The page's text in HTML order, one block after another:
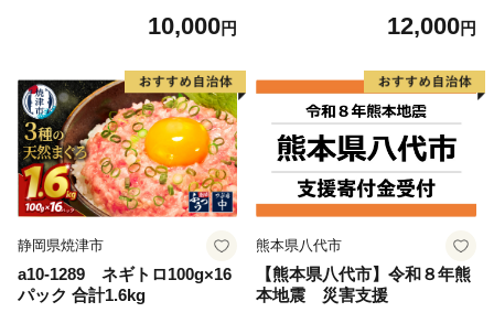
10,000円 12,000円
静岡県焼津市
a10-1289 ネギトロ100g×16
パック 合計1.6kg
熊本県八代市
【熊本県八代市】令和８年熊
本地震 災害支援